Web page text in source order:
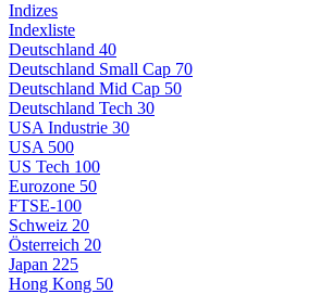
Indizes
Indexliste
Deutschland 40
Deutschland Small Cap 70
Deutschland Mid Cap 50
Deutschland Tech 30
USA Industrie 30
USA 500
US Tech 100
Eurozone 50
FTSE-100
Schweiz 20
Österreich 20
Japan 225
Hong Kong 50